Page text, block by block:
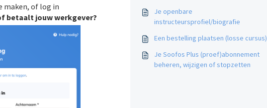
maken, of log in
betaalt jouw werkgever?
Je openbare
instructeursprofiel/biografie
Een bestelling plaatsen (losse cursus)
Je Soofos Plus (proef)abonnement
beheren, wijzigen of stopzetten